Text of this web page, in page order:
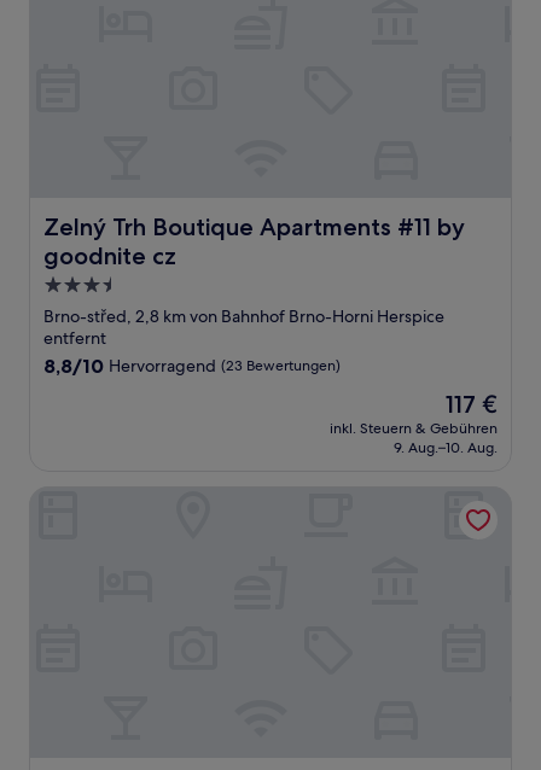
Zelný Trh Boutique Apartments #11 by
goodnite cz
Zelný Trh Boutique Apartments #11 by goodnite cz
3.5-
Sterne-
Unterkunft
Brno-střed, 2,8 km von Bahnhof Brno-Horni Herspice
entfernt
8.8
8,8/10 Hervorragend (23 Bewertungen)
Der
Preis
beträgt
117 €
inkl. Steuern & Gebühren
9. Aug.–10. Aug.
President Boutique Apartments #8 by goodnite cz